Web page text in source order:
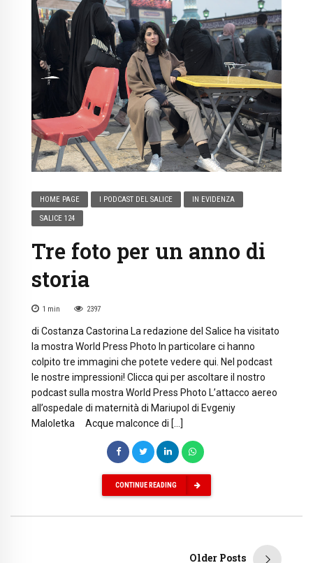
HOME PAGE I PODCAST DEL SALICE IN EVIDENZA
SALICE 124
Tre foto per un anno di
storia
1 min 2397
di Costanza Castorina La redazione del Salice ha visitato
la mostra World Press Photo In particolare ci hanno
colpito tre immagini che potete vedere qui. Nel podcast
le nostre impressioni! Clicca qui per ascoltare il nostro
podcast sulla mostra World Press Photo L’attacco aereo
all’ospedale di maternità di Mariupol di Evgeniy
Maloletka Acque malconce di […]
CONTINUE READING
Older Posts